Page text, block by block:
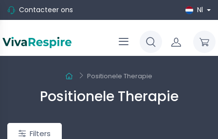
Contacteer ons Nl
Positionele Therapie
Positionele Therapie
Filters